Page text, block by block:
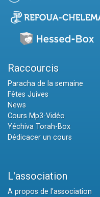
Raccourcis
Paracha de la semaine
Fêtes Juives
News
Cours Mp3-Vidéo
Yéchiva Torah-Box
Dédicacer un cours
L'association
A propos de l'association